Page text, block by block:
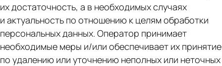
их достаточность, а в необходимых случаях
и актуальность по отношению к целям обработки
персональных данных. Оператор принимает
необходимые меры и/или обеспечивает их принятие
по удалению или уточнению неполных или неточных